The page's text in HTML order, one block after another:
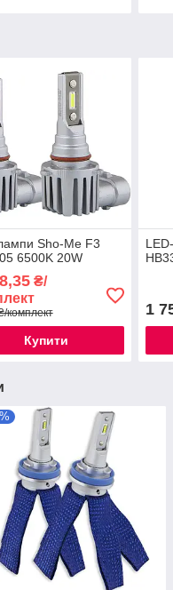
Sho-Me F3
6500K 20W
₴/
комплект
Купити
1